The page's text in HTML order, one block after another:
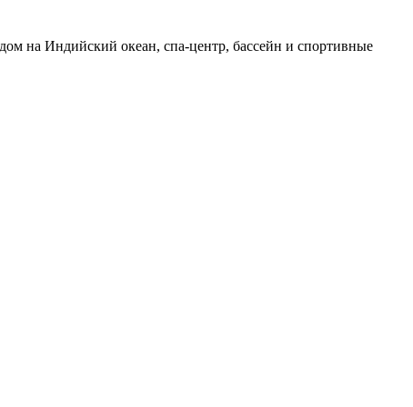
на Индийский океан, спа-центр, бассейн и спортивные